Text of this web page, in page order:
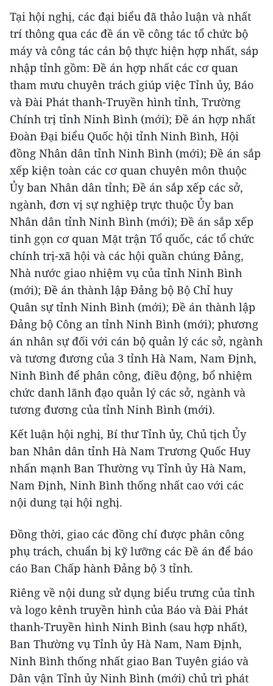
Tại hội nghị, các đại biểu đã thảo luận và nhất
trí thông qua các đề án về công tác tổ chức bộ
máy và công tác cán bộ thực hiện hợp nhất, sáp
nhập tỉnh gồm: Đề án hợp nhất các cơ quan
tham mưu chuyên trách giúp việc Tỉnh ủy, Báo
và Đài Phát thanh-Truyền hình tỉnh, Trường
Chính trị tỉnh Ninh Bình (mới); Đề án hợp nhất
Đoàn Đại biểu Quốc hội tỉnh Ninh Bình, Hội
đồng Nhân dân tỉnh Ninh Bình (mới); Đề án sắp
xếp kiện toàn các cơ quan chuyên môn thuộc
Ủy ban Nhân dân tỉnh; Đề án sắp xếp các sở,
ngành, đơn vị sự nghiệp trực thuộc Ủy ban
Nhân dân tỉnh Ninh Bình (mới); Đề án sắp xếp
tinh gọn cơ quan Mặt trận Tổ quốc, các tổ chức
chính trị-xã hội và các hội quần chúng Đảng,
Nhà nước giao nhiệm vụ của tỉnh Ninh Bình
(mới); Đề án thành lập Đảng bộ Bộ Chỉ huy
Quân sự tỉnh Ninh Bình (mới); Đề án thành lập
Đảng bộ Công an tỉnh Ninh Bình (mới); phương
án nhân sự đối với cán bộ quản lý các sở, ngành
và tương đương của 3 tỉnh Hà Nam, Nam Định,
Ninh Bình để phân công, điều động, bổ nhiệm
chức danh lãnh đạo quản lý các sở, ngành và
tương đương của tỉnh Ninh Bình (mới).
Kết luận hội nghị, Bí thư Tỉnh ủy, Chủ tịch Ủy
ban Nhân dân tỉnh Hà Nam Trương Quốc Huy
nhấn mạnh Ban Thường vụ Tỉnh ủy Hà Nam,
Nam Định, Ninh Bình thống nhất cao với các
nội dung tại hội nghị.
Đồng thời, giao các đồng chí được phân công
phụ trách, chuẩn bị kỹ lưỡng các Đề án để báo
cáo Ban Chấp hành Đảng bộ 3 tỉnh.
Riêng về nội dung sử dụng biểu trưng của tỉnh
và logo kênh truyền hình của Báo và Đài Phát
thanh-Truyền hình Ninh Bình (sau hợp nhất),
Ban Thường vụ Tỉnh ủy Hà Nam, Nam Định,
Ninh Bình thống nhất giao Ban Tuyên giáo và
Dân vận Tỉnh ủy Ninh Bình (mới) chủ trì phát